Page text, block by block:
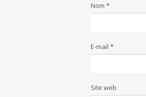
Nom *
E-mail *
Site web